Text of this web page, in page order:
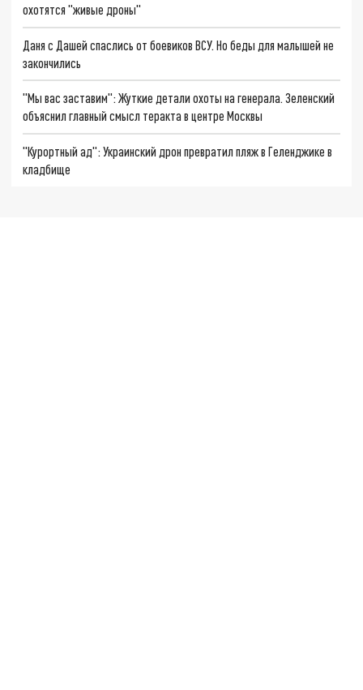
охотятся "живые дроны"
Даня с Дашей спаслись от боевиков ВСУ. Но беды для малышей не
закончились
"Мы вас заставим": Жуткие детали охоты на генерала. Зеленский
объяснил главный смысл теракта в центре Москвы
"Курортный ад": Украинский дрон превратил пляж в Геленджике в
кладбище